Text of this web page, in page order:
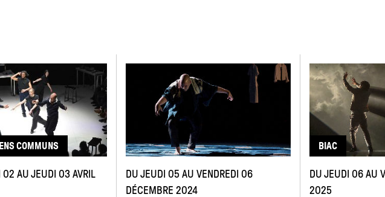
COMMUNS
02 AU JEUDI 03 AVRIL
DU JEUDI 05 AU VENDREDI 06
DÉCEMBRE 2024
BIAC
DU JEUDI 06 AU
2025